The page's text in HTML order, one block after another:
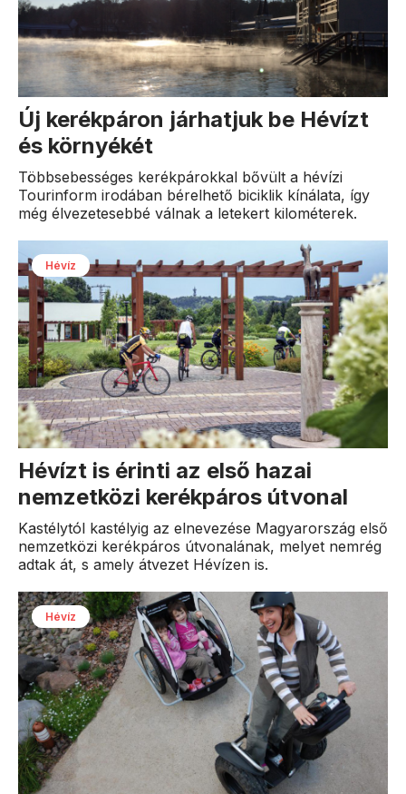
Új kerékpáron járhatjuk be Hévízt
és környékét
Többsebességes kerékpárokkal bővült a hévízi
Tourinform irodában bérelhető biciklik kínálata, így
még élvezetesebbé válnak a letekert kilométerek.
Hévíz
Hévízt is érinti az első hazai
nemzetközi kerékpáros útvonal
Kastélytól kastélyig az elnevezése Magyarország első
nemzetközi kerékpáros útvonalának, melyet nemrég
adtak át, s amely átvezet Hévízen is.
Hévíz